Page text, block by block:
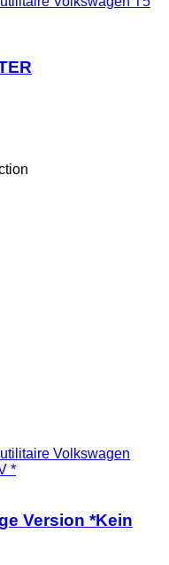
Volkswagen
*
Version *Kein